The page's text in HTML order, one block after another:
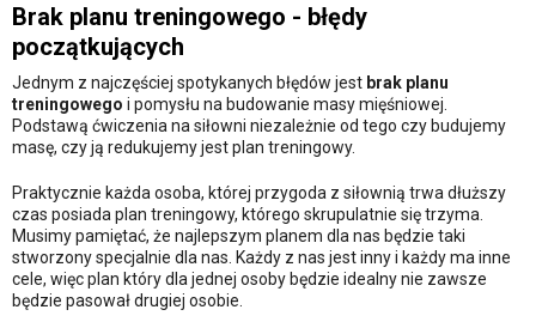
Brak planu treningowego - błędy
początkujących
Jednym z najczęściej spotykanych błędów jest brak planu
treningowego i pomysłu na budowanie masy mięśniowej.
Podstawą ćwiczenia na siłowni niezależnie od tego czy budujemy
masę, czy ją redukujemy jest plan treningowy.
Praktycznie każda osoba, której przygoda z siłownią trwa dłuższy
czas posiada plan treningowy, którego skrupulatnie się trzyma.
Musimy pamiętać, że najlepszym planem dla nas będzie taki
stworzony specjalnie dla nas. Każdy z nas jest inny i każdy ma inne
cele, więc plan który dla jednej osoby będzie idealny nie zawsze
będzie pasował drugiej osobie.